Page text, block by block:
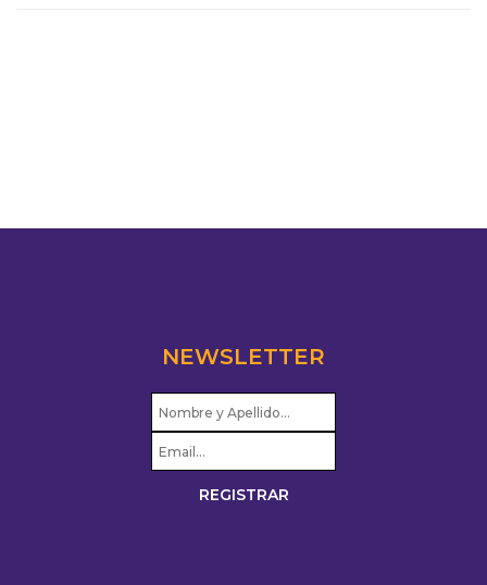
NEWSLETTER